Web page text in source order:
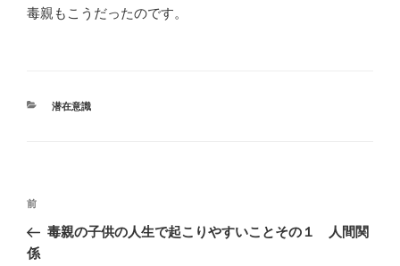
毒親もこうだったのです。
カ
潜在意識
投
ナ
前
の
投
前
毒親の子供の人生で起こりやすいことその１ 人間関
係